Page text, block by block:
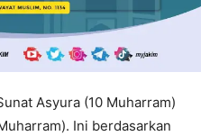
Asyura (10 Muharram)
Ini berdasarkan